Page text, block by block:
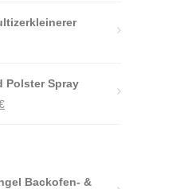
Polster Spray
Aktueller
Backofen- &